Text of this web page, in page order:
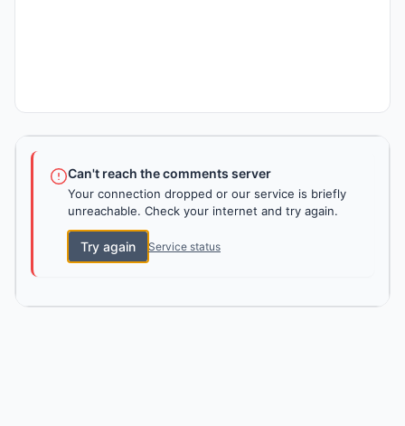
Can't reach the comments server
Your connection dropped or our service is briefly
unreachable. Check your internet and try again.
Try again Service status